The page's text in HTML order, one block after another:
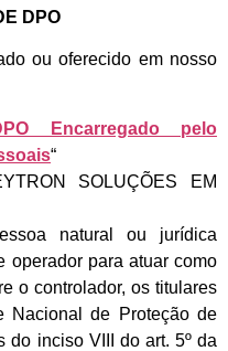
DPO
ou oferecido em nosso
Encarregado pelo
“
SOLUÇÕES EM
natural ou jurídica
operador para atuar como
o controlador, os titulares
Nacional de Proteção de
do inciso VIII do art. 5º da